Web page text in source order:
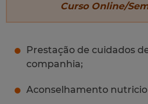
Curso Online/
Prestação de cuidados
companhia;
Aconselhamento